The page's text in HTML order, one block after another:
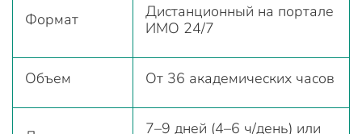
Формат
Дистанционный на портале
ИМО 24/7
Объем От 36 академических часов
7–9 дней (4–6 ч/день) или